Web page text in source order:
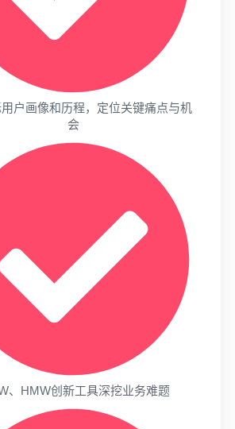
户画像和历程，定位关键痛点与机
会
、HMW创新工具深挖业务难题